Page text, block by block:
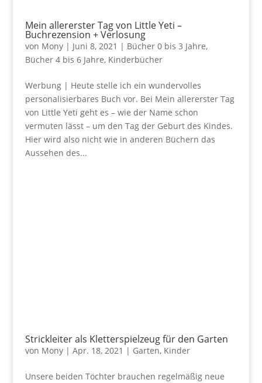
Mein allererster Tag von Little Yeti –
Buchrezension + Verlosung
von Mony| Juni 8, 2021 | Bücher 0 bis 3 Jahre,
Bücher 4 bis 6 Jahre, Kinderbücher
Werbung | Heute stelle ich ein wundervolles
personalisierbares Buch vor. Bei Mein allererster Tag
von Little Yeti geht es – wie der Name schon
vermuten lässt – um den Tag der Geburt des Kindes.
Hier wird also nicht wie in anderen Büchern das
Aussehen des...
Strickleiter als Kletterspielzeug für den Garten
von Mony| Apr. 18, 2021 | Garten, Kinder
Unsere beiden Töchter brauchen regelmäßig neue